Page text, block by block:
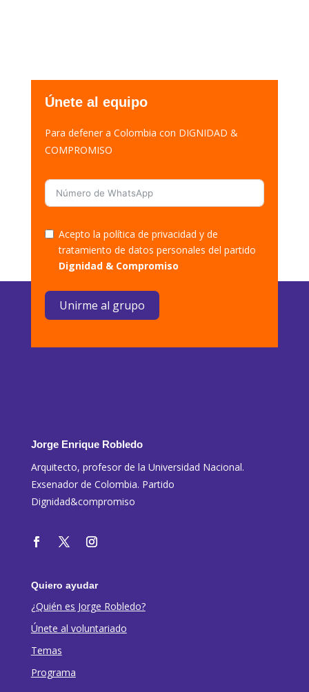
Únete al equipo
Para defener a Colombia con DIGNIDAD &
COMPROMISO
Acepto la política de privacidad y de
tratamiento de datos personales del partido
Dignidad & Compromiso
Unirme al grupo
Jorge Enrique Robledo
Arquitecto, profesor de la Universidad Nacional.
Exsenador de Colombia. Partido
Dignidad&compromiso
Quiero ayudar
¿Quién es Jorge Robledo?
Únete al voluntariado
Temas
Programa